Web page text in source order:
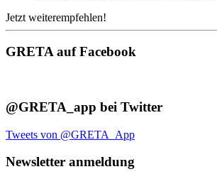
Jetzt weiterempfehlen!
GRETA auf Facebook
@GRETA_app bei Twitter
Tweets von @GRETA_App
Newsletter anmeldung